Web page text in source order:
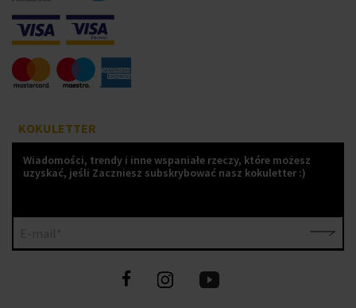
KOKULETTER
Wiadomości, trendy i inne wspaniałe rzeczy, które możesz
uzyskać, jeśli Zaczniesz subskrybować nasz kokuletter :)